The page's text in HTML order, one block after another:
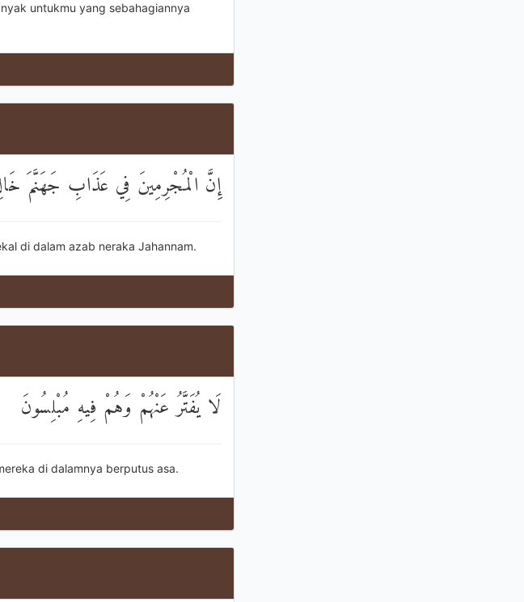
untukmu yang sebahagiannya
إِنَّ الْمُجْرِمِينَ فِي عَذَابِ جَهَنَّمَ
di dalam azab neraka Jahannam.
لَا يُفَتَّرُ عَنْهُمْ وَهُمْ فِيهِ مُبْلِسُونَ
di dalamnya berputus asa.